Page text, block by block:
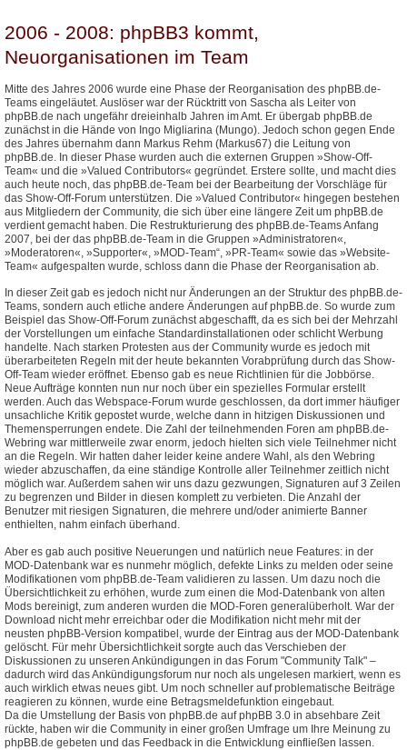
2006 - 2008: phpBB3 kommt,
Neuorganisationen im Team
Mitte des Jahres 2006 wurde eine Phase der Reorganisation des phpBB.de-
Teams eingeläutet. Auslöser war der Rücktritt von Sascha als Leiter von
phpBB.de nach ungefähr dreieinhalb Jahren im Amt. Er übergab phpBB.de
zunächst in die Hände von Ingo Migliarina (Mungo). Jedoch schon gegen Ende
des Jahres übernahm dann Markus Rehm (Markus67) die Leitung von
phpBB.de. In dieser Phase wurden auch die externen Gruppen »Show-Off-
Team« und die »Valued Contributors« gegründet. Erstere sollte, und macht dies
auch heute noch, das phpBB.de-Team bei der Bearbeitung der Vorschläge für
das Show-Off-Forum unterstützen. Die »Valued Contributor« hingegen bestehen
aus Mitgliedern der Community, die sich über eine längere Zeit um phpBB.de
verdient gemacht haben. Die Restrukturierung des phpBB.de-Teams Anfang
2007, bei der das phpBB.de-Team in die Gruppen »Administratoren«,
»Moderatoren«, »Supporter«, »MOD-Team“, »PR-Team« sowie das »Website-
Team« aufgespalten wurde, schloss dann die Phase der Reorganisation ab.
In dieser Zeit gab es jedoch nicht nur Änderungen an der Struktur des phpBB.de-
Teams, sondern auch etliche andere Änderungen auf phpBB.de. So wurde zum
Beispiel das Show-Off-Forum zunächst abgeschafft, da es sich bei der Mehrzahl
der Vorstellungen um einfache Standardinstallationen oder schlicht Werbung
handelte. Nach starken Protesten aus der Community wurde es jedoch mit
überarbeiteten Regeln mit der heute bekannten Vorabprüfung durch das Show-
Off-Team wieder eröffnet. Ebenso gab es neue Richtlinien für die Jobbörse.
Neue Aufträge konnten nun nur noch über ein spezielles Formular erstellt
werden. Auch das Webspace-Forum wurde geschlossen, da dort immer häufiger
unsachliche Kritik gepostet wurde, welche dann in hitzigen Diskussionen und
Themensperrungen endete. Die Zahl der teilnehmenden Foren am phpBB.de-
Webring war mittlerweile zwar enorm, jedoch hielten sich viele Teilnehmer nicht
an die Regeln. Wir hatten daher leider keine andere Wahl, als den Webring
wieder abzuschaffen, da eine ständige Kontrolle aller Teilnehmer zeitlich nicht
möglich war. Außerdem sahen wir uns dazu gezwungen, Signaturen auf 3 Zeilen
zu begrenzen und Bilder in diesen komplett zu verbieten. Die Anzahl der
Benutzer mit riesigen Signaturen, die mehrere und/oder animierte Banner
enthielten, nahm einfach überhand.
Aber es gab auch positive Neuerungen und natürlich neue Features: in der
MOD-Datenbank war es nunmehr möglich, defekte Links zu melden oder seine
Modifikationen vom phpBB.de-Team validieren zu lassen. Um dazu noch die
Übersichtlichkeit zu erhöhen, wurde zum einen die Mod-Datenbank von alten
Mods bereinigt, zum anderen wurden die MOD-Foren generalüberholt. War der
Download nicht mehr erreichbar oder die Modifikation nicht mehr mit der
neusten phpBB-Version kompatibel, wurde der Eintrag aus der MOD-Datenbank
gelöscht. Für mehr Übersichtlichkeit sorgte auch das Verschieben der
Diskussionen zu unseren Ankündigungen in das Forum "Community Talk" –
dadurch wird das Ankündigungsforum nur noch als ungelesen markiert, wenn es
auch wirklich etwas neues gibt. Um noch schneller auf problematische Beiträge
reagieren zu können, wurde eine Betragsmeldefunktion eingebaut.
Da die Umstellung der Basis von phpBB.de auf phpBB 3.0 in absehbare Zeit
rückte, haben wir die Community in einer großen Umfrage um Ihre Meinung zu
phpBB.de gebeten und das Feedback in die Entwicklung einfließen lassen.